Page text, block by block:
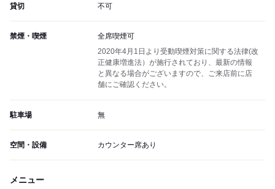
貸切 不可
禁煙・喫煙
全席喫煙可
2020年4月1日より受動喫煙対策に関する法律(改
正健康増進法）が施行されており、最新の情報
と異なる場合がございますので、ご来店前に店
舗にご確認ください。
駐車場 無
空間・設備 カウンター席あり
メニュー